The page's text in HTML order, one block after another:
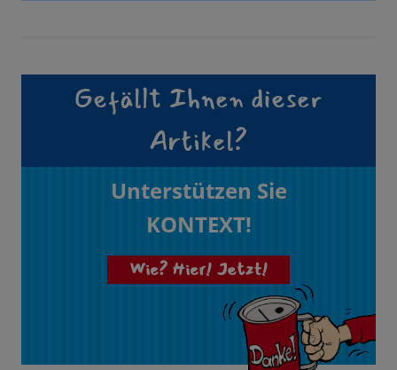
Gefällt Ihnen dieser
Artikel?
Unterstützen Sie
KONTEXT!
Wie? Hier! Jetzt!